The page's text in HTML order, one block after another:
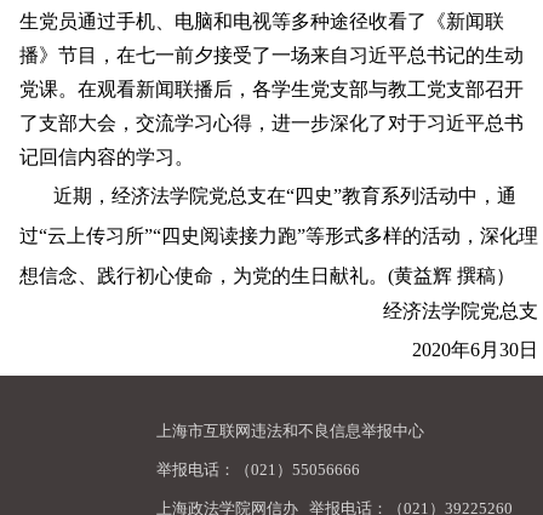
生党员通过手机、电脑和电视等多种途径收看了《新闻联
播》节目，在七一前夕接受了一场来自习近平总书记的生动
党课。在观看新闻联播后，各学生党支部与教工党支部召开
了支部大会，交流学习心得，进一步深化了对于习近平总书
记回信内容的学习。
近期，经济法学院党总支在“四史”教育系列活动中，通
过“云上传习所”“四史阅读接力跑”等形式多样的活动，深化理
想信念、践行初心使命，为党的生日献礼。 (黄益辉 撰稿）
经济法学院党总支
2020年6月 30日
上海市互联网违法和不良信息举报中心
举报电话：（021）55056666
上海政法学院网信办 举报电话：（021）39225260